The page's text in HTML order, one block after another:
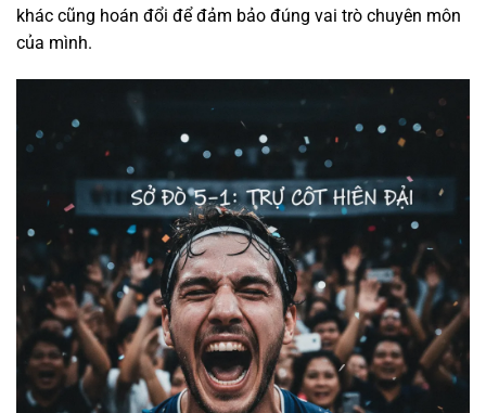
khác cũng hoán đổi để đảm bảo đúng vai trò chuyên môn
của mình.